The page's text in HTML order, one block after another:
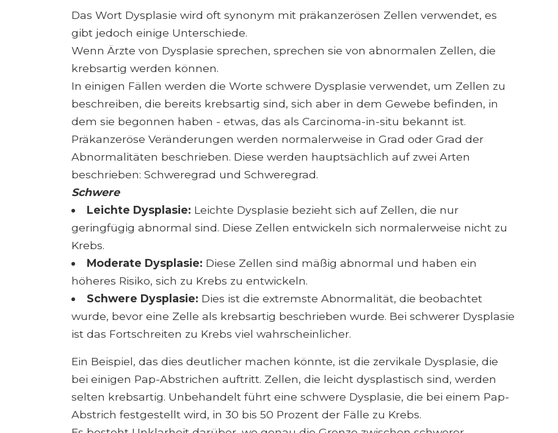
Das Wort Dysplasie wird oft synonym mit präkanzerösen Zellen verwendet, es
gibt jedoch einige Unterschiede.
Wenn Ärzte von Dysplasie sprechen, sprechen sie von abnormalen Zellen, die
krebsartig werden können.
In einigen Fällen werden die Worte schwere Dysplasie verwendet, um Zellen zu
beschreiben, die bereits krebsartig sind, sich aber in dem Gewebe befinden, in
dem sie begonnen haben - etwas, das als Carcinoma-in-situ bekannt ist.
Präkanzeröse Veränderungen werden normalerweise in Grad oder Grad der
Abnormalitäten beschrieben. Diese werden hauptsächlich auf zwei Arten
beschrieben: Schweregrad und Schweregrad.
Schwere
Leichte Dysplasie: Leichte Dysplasie bezieht sich auf Zellen, die nur
geringfügig abnormal sind. Diese Zellen entwickeln sich normalerweise nicht zu
Krebs.
Moderate Dysplasie: Diese Zellen sind mäßig abnormal und haben ein
höheres Risiko, sich zu Krebs zu entwickeln.
Schwere Dysplasie: Dies ist die extremste Abnormalität, die beobachtet
wurde, bevor eine Zelle als krebsartig beschrieben wurde. Bei schwerer Dysplasie
ist das Fortschreiten zu Krebs viel wahrscheinlicher.
Ein Beispiel, das dies deutlicher machen könnte, ist die zervikale Dysplasie, die
bei einigen Pap-Abstrichen auftritt. Zellen, die leicht dysplastisch sind, werden
selten krebsartig. Unbehandelt führt eine schwere Dysplasie, die bei einem Pap-
Abstrich festgestellt wird, in 30 bis 50 Prozent der Fälle zu Krebs.